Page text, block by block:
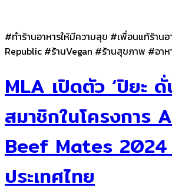
#ทำร้านอาหารให้มีความสุข #เพื่อนแท้ร้าน
Republic #ร้านVegan #ร้านสุขภาพ #อา
MLA เปิดตัว ‘ปิยะ
สมาชิกในโครงการ
Beef Mates 2024
ประเทศไทย